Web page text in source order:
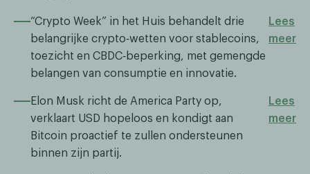
“Crypto Week” in het Huis behandelt drie
belangrijke crypto‑wetten voor stablecoins,
toezicht en CBDC‑beperking, met gemengde
belangen van consumptie en innovatie.​​
Lees
meer
Elon Musk richt de America Party op,
verklaart USD hopeloos en kondigt aan
Bitcoin proactief te zullen ondersteunen
binnen zijn partij.
Lees
meer